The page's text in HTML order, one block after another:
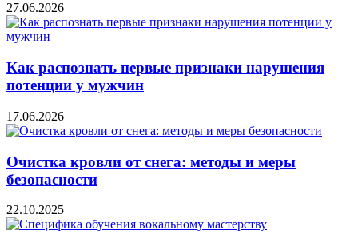
27.06.2026
Как распознать первые признаки нарушения
потенции у мужчин
17.06.2026
Очистка кровли от снега: методы и меры
безопасности
22.10.2025